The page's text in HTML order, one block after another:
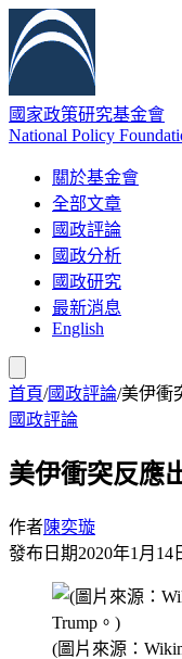
國家政策研究基金會
National Policy
關於基金會
全部文章
國政評論
國政分析
國政研究
最新消息
English
首頁/國政評論/美伊衝
國政評論
美伊衝突反應
作者陳奕璇
發布日期2020年1月14
(圖片來源：